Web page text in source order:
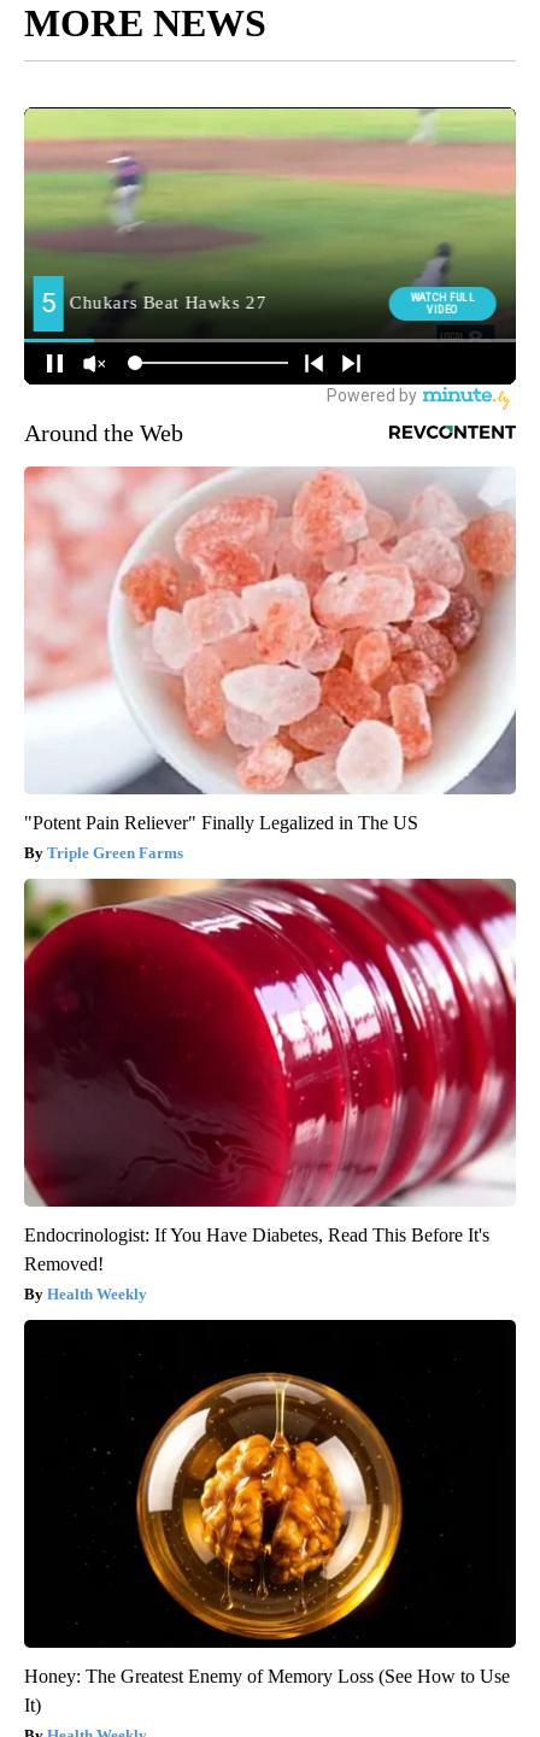
MORE NEWS
Around the Web
"Potent Pain Reliever" Finally Legalized in The US
Triple Green Farms
Endocrinologist: If You Have Diabetes, Read This Before It's
Removed!
Health Weekly
Honey: The Greatest Enemy of Memory Loss (See How to Use
It)